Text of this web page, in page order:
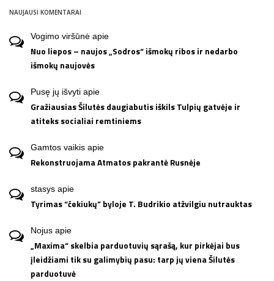
NAUJAUSI KOMENTARAI
Vogimo viršūnė apie
Nuo liepos – naujos „Sodros“ išmokų ribos ir nedarbo
išmokų naujovės
Pusę jų išvyti apie
Gražiausias Šilutės daugiabutis iškils Tulpių gatvėje ir
atiteks socialiai remtiniems
Gamtos vaikis apie
Rekonstruojama Atmatos pakrantė Rusnėje
stasys apie
Tyrimas “čekiukų” byloje T. Budrikio atžvilgiu nutrauktas
Nojus apie
„Maxima“ skelbia parduotuvių sąrašą, kur pirkėjai bus
įleidžiami tik su galimybių pasu: tarp jų viena Šilutės
parduotuvė